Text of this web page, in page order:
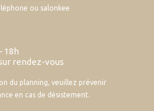
ou salonkee
18h
rendez-vous
du planning, veuillez prévenir
en cas de désistement.